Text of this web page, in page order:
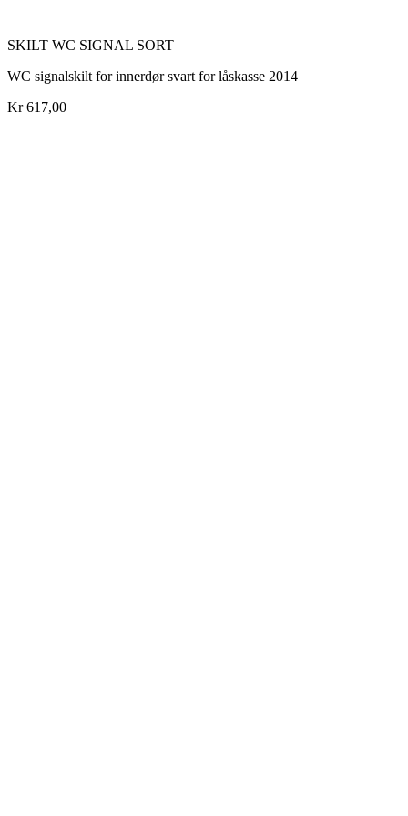
SKILT WC SIGNAL SORT
WC signalskilt for innerdør svart for låskasse 2014
Kr 617,00